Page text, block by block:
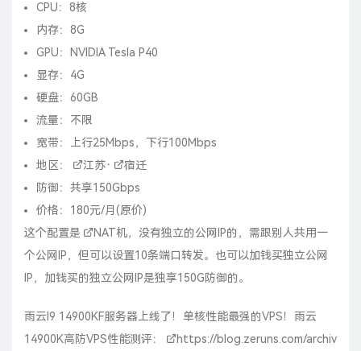
CPU：8核
内存：8G
GPU：
NVIDIATesla P40
显存：4G
硬盘：60GB
流量：不限
宽带：上行25Mbps，下行100Mbps
地区：
江苏·
宿迁
防御：共享150Gbps
价格：180元/月(原价)
这个配置是
NAT机，没有独立的公网IP的，需跟别人共用一
个公网IP，但可以设置10条端口转发。也可以加钱买独立公网
IP，加钱买的独立公网IP是独享150G防御的。
雨云I9 14900KF服务器上线了！单核性能最强的VPS！雨云
14900K高防VPS性能测评：
https://blog.zeruns.com/archiv